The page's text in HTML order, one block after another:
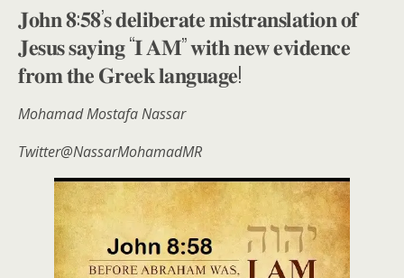
𝐉𝐨𝐡𝐧 𝟖:𝟓𝟖’𝐬 𝐝𝐞𝐥𝐢𝐛𝐞𝐫𝐚𝐭𝐞 𝐦𝐢𝐬𝐭𝐫𝐚𝐧𝐬𝐥𝐚𝐭𝐢𝐨𝐧 𝐨𝐟
𝐉𝐞𝐬𝐮𝐬 𝐬𝐚𝐲𝐢𝐧𝐠 “𝐈 𝐀𝐌” 𝐰𝐢𝐭𝐡 𝐧𝐞𝐰 𝐞𝐯𝐢𝐝𝐞𝐧𝐜𝐞
𝐟𝐫𝐨𝐦 𝐭𝐡𝐞 𝐆𝐫𝐞𝐞𝐤 𝐥𝐚𝐧𝐠𝐮𝐚𝐠𝐞!
Mohamad Mostafa Nassar
Twitter@NassarMohamadMR